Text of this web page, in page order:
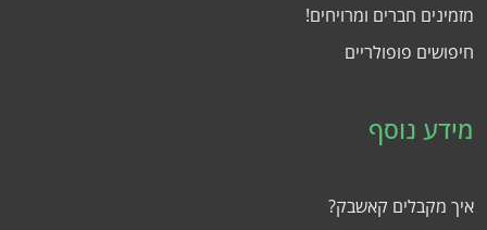
מזמינים חברים ומרויחים!
חיפושים פופולריים
מידע נוסף
איך מקבלים קאשבק?